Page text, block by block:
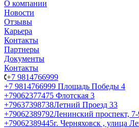
О компании
Новости
Отзывы
Карьера
Контакты
Партнеры
Документы
Контакты
+7 9814766999
+7 9814766999 Площадь Победы 4
+79062377475 Флотская 3
+79637398738Летний Проезд 33
+79062389792Ленинский проспект,
+79062389445г. Черняховск , улица